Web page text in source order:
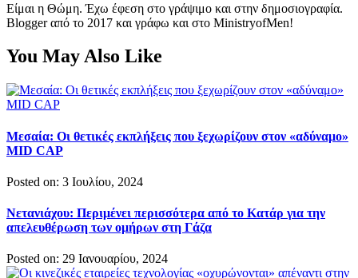
Είμαι η Θώμη. Έχω έφεση στο γράψιμο και στην δημοσιογραφία.
Blogger από το 2017 και γράφω και στο MinistryofMen!
You May Also Like
Μεσαία: Οι θετικές εκπλήξεις που ξεχωρίζουν στον «αδύναμο»
MID CAP
Posted on: 3 Ιουλίου, 2024
Νετανιάχου: Περιμένει περισσότερα από το Κατάρ για την
απελευθέρωση των ομήρων στη Γάζα
Posted on: 29 Ιανουαρίου, 2024